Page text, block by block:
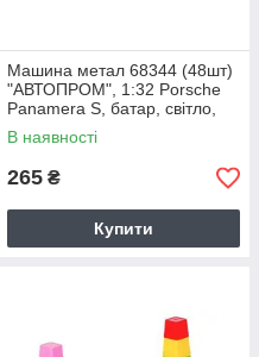
Машина метал 68344 (48шт)
"АВТОПРОМ", 1:32 Porsche
Panamera S, батар, світло,
звук, відкр.двері, в кор
В наявності
265 ₴
Купити